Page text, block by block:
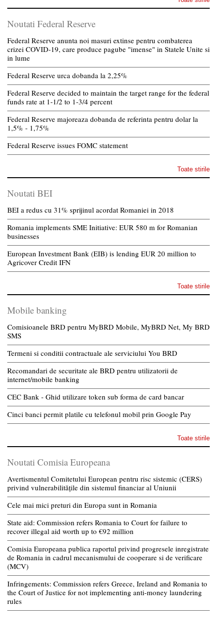
Noutati Federal Reserve
Federal Reserve anunta noi masuri extinse pentru combaterea
crizei COVID-19, care produce pagube "imense" in Statele Unite si
in lume
Federal Reserve urca dobanda la 2,25%
Federal Reserve decided to maintain the target range for the federal
funds rate at 1-1/2 to 1-3/4 percent
Federal Reserve majoreaza dobanda de referinta pentru dolar la
1,5% - 1,75%
Federal Reserve issues FOMC statement
Toate stirile
Noutati BEI
BEI a redus cu 31% sprijinul acordat Romaniei in 2018
Romania implements SME Initiative: EUR 580 m for Romanian
businesses
European Investment Bank (EIB) is lending EUR 20 million to
Agricover Credit IFN
Toate stirile
Mobile banking
Comisioanele BRD pentru MyBRD Mobile, MyBRD Net, My BRD
SMS
Termeni si conditii contractuale ale serviciului You BRD
Recomandari de securitate ale BRD pentru utilizatorii de
internet/mobile banking
CEC Bank - Ghid utilizare token sub forma de card bancar
Cinci banci permit platile cu telefonul mobil prin Google Pay
Toate stirile
Noutati Comisia Europeana
Avertismentul Comitetului European pentru risc sistemic (CERS)
privind vulnerabilitățile din sistemul financiar al Uniunii
Cele mai mici preturi din Europa sunt in Romania
State aid: Commission refers Romania to Court for failure to
recover illegal aid worth up to €92 million
Comisia Europeana publica raportul privind progresele inregistrate
de Romania in cadrul mecanismului de cooperare si de verificare
(MCV)
Infringements: Commission refers Greece, Ireland and Romania to
the Court of Justice for not implementing anti-money laundering
rules